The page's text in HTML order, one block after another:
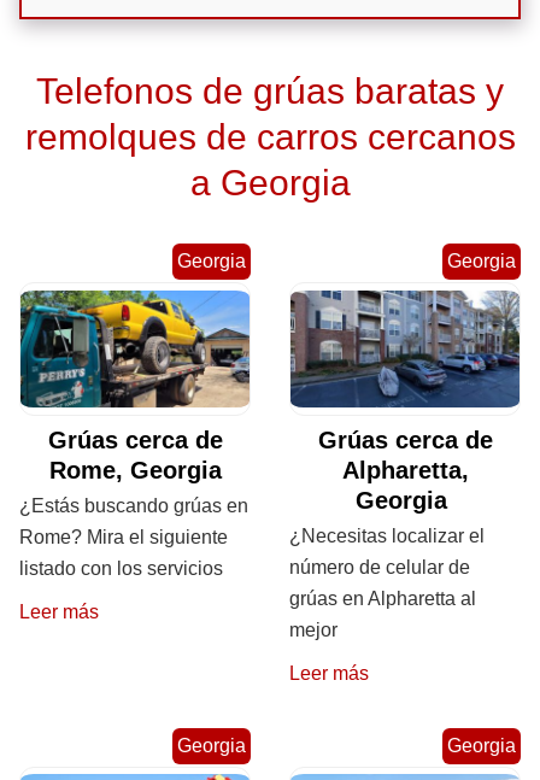
Telefonos de grúas baratas y
remolques de carros cercanos
a Georgia
Georgia
Grúas cerca de
Rome, Georgia
¿Estás buscando grúas en
Rome? Mira el siguiente
listado con los servicios
Leer más
Georgia
Grúas cerca de
Alpharetta,
Georgia
¿Necesitas localizar el
número de celular de
grúas en Alpharetta al
mejor
Leer más
Georgia Georgia